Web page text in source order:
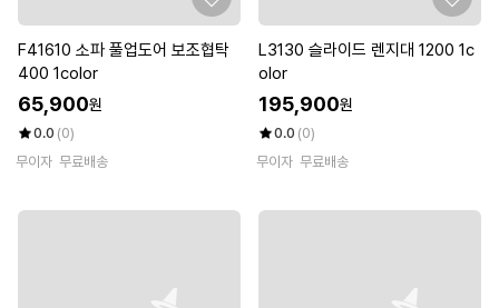
F41610 소파 풀업도어 보조협탁
400 1color
65,900원
0.0 (0)
무이자 무료배송
L3130 슬라이드 렌지대 1200 1c
olor
195,900원
0.0 (0)
무이자 무료배송